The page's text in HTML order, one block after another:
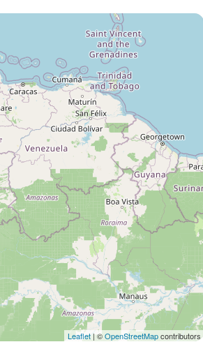
Leaflet | ©OpenStreetMapcontributors